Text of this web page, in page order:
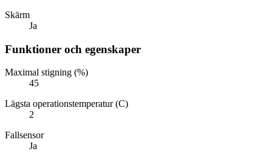
Skärm
Ja
Funktioner och egenskaper
Maximal stigning (%)
45
Lägsta operationstemperatur (C)
2
Fallsensor
Ja